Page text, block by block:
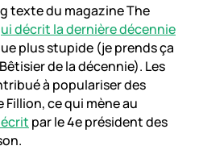
texte du magazine The
décrit la dernière décennie
plus stupide (je prends ça
de la décennie). Les
à populariser des
ce qui mène au
par le 4e président des